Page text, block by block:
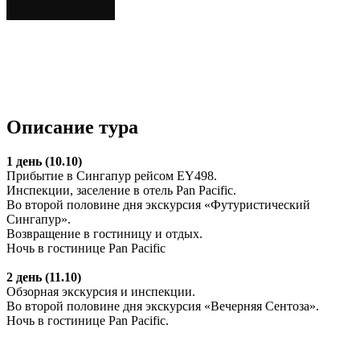
Описание тура
1 день (10.10)
Прибытие в Сингапур рейсом EY498.
Инспекции, заселение в отель Pan Pacific.
Во второй половине дня экскурсия «Футуристический
Сингапур».
Возвращение в гостиницу и отдых.
Ночь в гостинице Pan Pacific
2 день (11.10)
Обзорная экскурсия и инспекции.
Во второй половине дня экскурсия «Вечерняя Сентоза».
Ночь в гостинице Pan Pacific.